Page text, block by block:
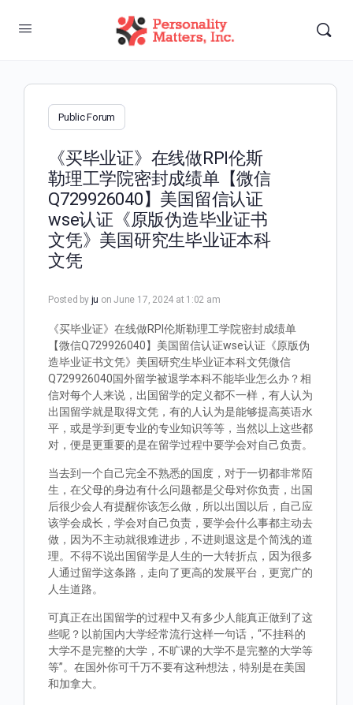
Public Forum
《买毕业证》在线做RPI伦斯
勒理工学院密封成绩单【微信
Q729926040】美国留信认证
wse认证《原版伪造毕业证书
文凭》美国研究生毕业证本科
文凭
Posted by ju on June 17, 2024 at 1:02 am
《买毕业证》在线做RPI伦斯勒理工学院密封成绩单
【微信Q729926040】美国留信认证wse认证《原版伪
造毕业证书文凭》美国研究生毕业证本科文凭微信
Q729926040国外留学被退学本科不能毕业怎么办？相
信对每个人来说，出国留学的定义都不一样，有人认为
出国留学就是取得文凭，有的人认为是能够提高英语水
平，或是学到更专业的专业知识等等，当然以上这些都
对，便是更重要的是在留学过程中要学会对自己负责。
当去到一个自己完全不熟悉的国度，对于一切都非常陌
生，在父母的身边有什么问题都是父母对你负责，出国
后很少会人有提醒你该怎么做，所以出国以后，自己应
该学会成长，学会对自己负责，要学会什么事都主动去
做，因为不主动就很难进步，不进则退这是个简浅的道
理。不得不说出国留学是人生的一大转折点，因为很多
人通过留学这条路，走向了更高的发展平台，更宽广的
人生道路。
可真正在出国留学的过程中又有多少人能真正做到了这
些呢？以前国内大学经常流行这样一句话，“不挂科的
大学不是完整的大学，不旷课的大学不是完整的大学等
等”。在国外你可千万不要有这种想法，特别是在美国
和加拿大。